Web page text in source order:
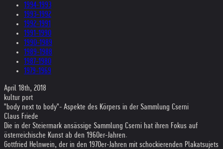
1994-1993
1993-1992
1992-1991
1991-1990
1990-1989
1989-1988
1987-1980
1979-1969
April 18th, 2018
kultur port
"body next to body"- Aspekte des Körpers in der Sammlung Cserni
Claus Friede
Die in der Steiermark ansässige Sammlung Cserni hat ihren Fokus auf
österreichische Kunst ab den 1960er-Jahren.
Gottfried Helnwein, der in den 1970er-Jahren mit schockierenden Plakatsujets